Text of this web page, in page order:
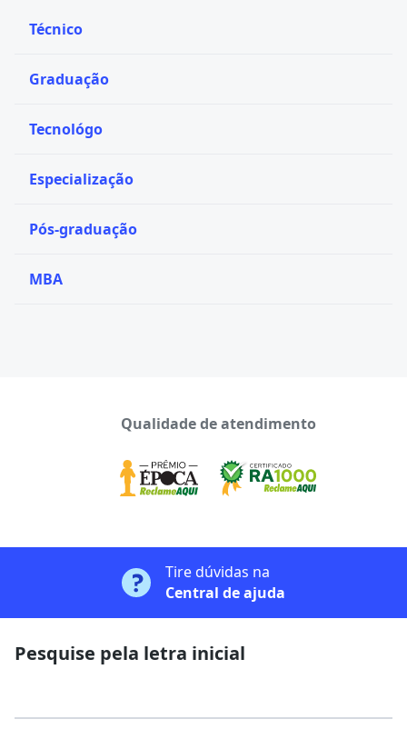
Técnico
Graduação
Tecnológo
Especialização
Pós-graduação
MBA
Qualidade de atendimento
Tire dúvidas na
Central de ajuda
Pesquise pela letra inicial